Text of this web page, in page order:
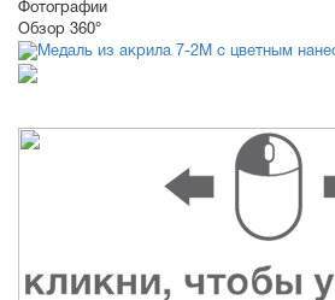
Фотографии
Обзор 360°